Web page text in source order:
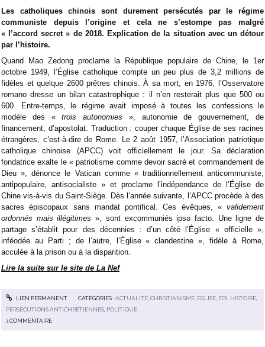
Les catholiques chinois sont durement persécutés par le régime
communiste depuis l’origine et cela ne s’estompe pas malgré
« l’accord secret » de 2018. Explication de la situation avec un détour
par l’histoire.
Quand Mao Zedong proclame la République populaire de Chine, le 1er
octobre 1949, l’Église catholique compte un peu plus de 3,2 millions de
fidèles et quelque 2600 prêtres chinois. À sa mort, en 1976, l’Osservatore
romano dresse un bilan catastrophique : il n’en resterait plus que 500 ou
600. Entre-temps, le régime avait imposé à toutes les confessions le
modèle des «trois autonomies », autonomie de gouvernement, de
financement, d’apostolat. Traduction : couper chaque Église de ses racines
étrangères, c’est-à-dire de Rome. Le 2 août 1957, l’Association patriotique
catholique chinoise (APCC) voit officiellement le jour. Sa déclaration
fondatrice exalte le « patriotisme comme devoir sacré et commandement de
Dieu », dénonce le Vatican comme « traditionnellement anticommuniste,
antipopulaire, antisocialiste » et proclame l’indépendance de l’Église de
Chine vis-à-vis du Saint-Siège. Dès l’année suivante, l’APCC procède à des
sacres épiscopaux sans mandat pontifical. Ces évêques, « validement
ordonnés mais illégitimes », sont excommuniés ipso facto. Une ligne de
partage s’établit pour des décennies : d’un côté l’Église « officielle »,
inféodée au Parti ; de l’autre, l’Église « clandestine », fidèle à Rome,
acculée à la prison ou à la disparition.
Lire la suite sur le site de La Nef
LIEN PERMANENT CATÉGORIES :ACTUALITÉ, CHRISTIANISME, EGLISE, FOI, HISTOIRE,
PERSÉCUTIONS ANTICHRÉTIENNES POLITIQUE
1COMMENTAIRE